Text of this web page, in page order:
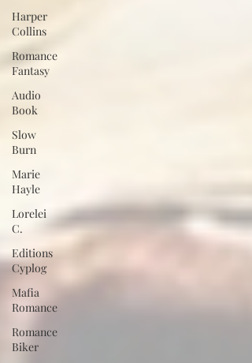
Harper
Collins
Romance
Fantasy
Audio
Book
Slow
Burn
Marie
Hayle
Lorelei
C.
Editions
Cyplog
Mafia
Romance
Romance
Biker